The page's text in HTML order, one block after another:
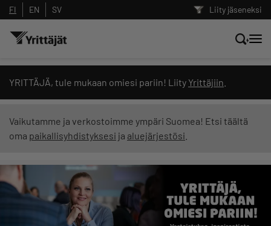
Liity jäseneksi
FI EN SV
YRITTÄJÄ, tule mukaan omiesi pariin! Liity Yrittäjiin
Vaikutamme ja verkostoimme ympäri Suomea! Etsi täältä
oma paikallisyhdistyksesi ja aluejärjestösi
Hae sivustolta tai kysy suoraan
Yrittäjien tekoälyltä
Suodata hakutuloksia: näytä kaikki sisältö